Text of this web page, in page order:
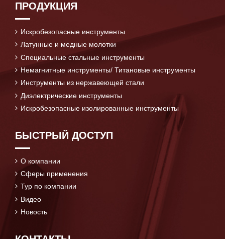
ПРОДУКЦИЯ
Искробезопасные инструменты
Латунные и медные молотки
Специальные стальные инструменты
Немагнитные инструменты/ Титановые инструменты
Инструменты из нержавеющей стали
Диэлектрические инструменты
Искробезопасные изолированные инструменты
БЫСТРЫЙ ДОСТУП
О компании
Сферы применения
Тур по компании
Видео
Новость